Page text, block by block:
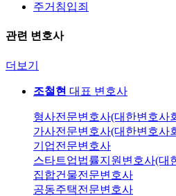
주거침입죄
관련 변호사
더보기
조철현 대표 변호사
형사전문변호사(대한변호사
가사전문변호사(대한변호사
기업전문변호사
스타트업법률지원변호사(대
집합건물전문변호사
공동주택전문변호사